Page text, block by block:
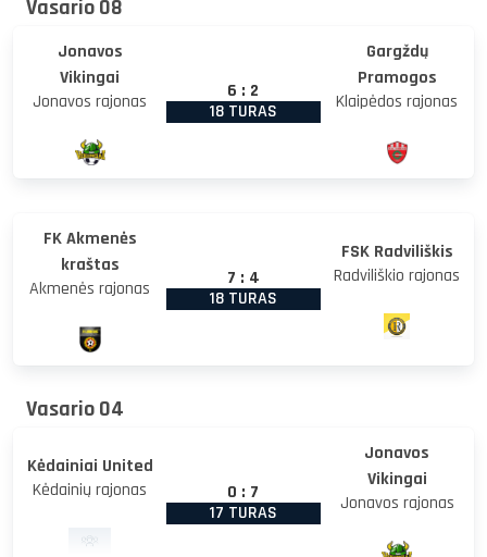
Vasario 08
Jonavos
Vikingai
Jonavos rajonas
6 : 2
18 TURAS
Gargždų
Pramogos
Klaipėdos rajonas
FK Akmenės
kraštas
Akmenės rajonas
7 : 4
18 TURAS
FSK Radviliškis
Radviliškio rajonas
Vasario 04
Kėdainiai United
Kėdainių rajonas
0 : 7
17 TURAS
Jonavos
Vikingai
Jonavos rajonas